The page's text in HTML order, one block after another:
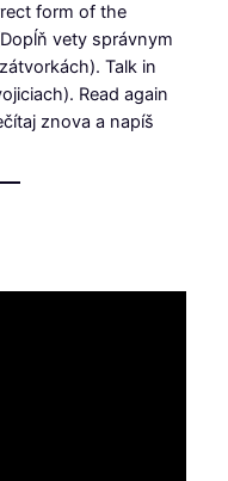
form of the
vety správnym
Talk in
Read again
znova a napíš